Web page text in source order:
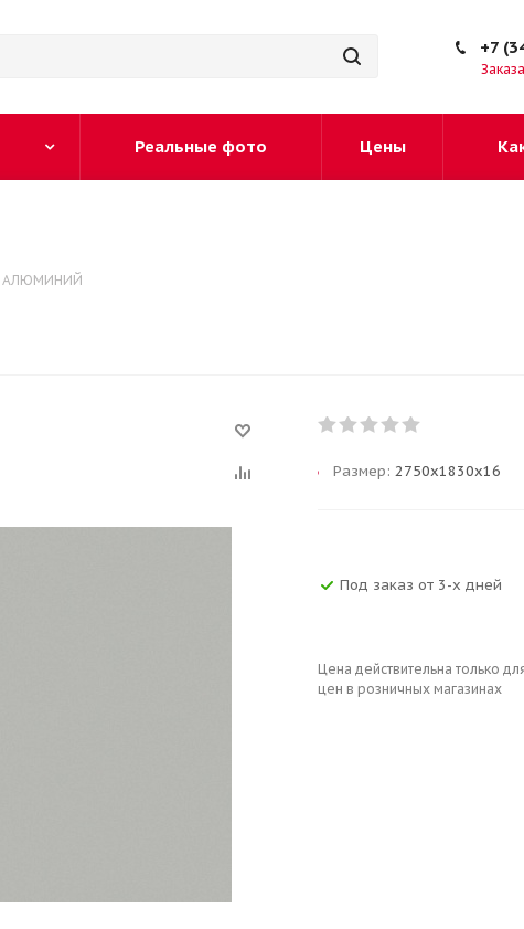
+7
Реальные фото Цены
АЛЮМИНИЙ
Размер: 2750х1830х16
Под заказ от 3-х дней
Цена действительна только
цен в розничных магазинах